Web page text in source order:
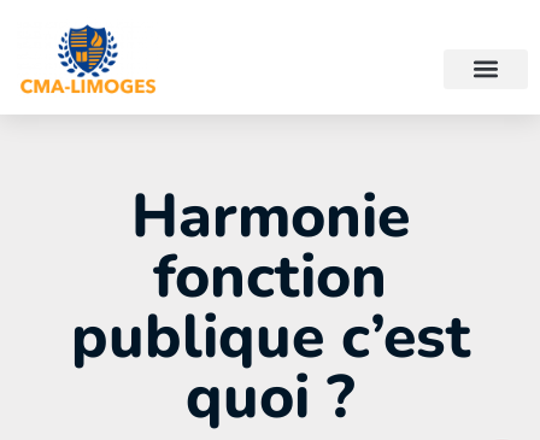
Harmonie
fonction
publique c’est
quoi ?